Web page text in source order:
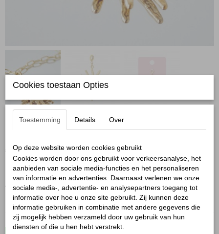
Bedel zon goud
€ 6,95
Op voorraad
Aantal
Cookies toestaan Opties
Toestemming Details Over
Op deze website worden cookies gebruikt
Cookies worden door ons gebruikt voor verkeersanalyse, het
aanbieden van sociale media-functies en het personaliseren
van informatie en advertenties. Daarnaast verlenen we onze
sociale media-, advertentie- en analysepartners toegang tot
informatie over hoe u onze site gebruikt. Zij kunnen deze
informatie gebruiken in combinatie met andere gegevens die
zij mogelijk hebben verzameld door uw gebruik van hun
diensten of die u hen hebt verstrekt.